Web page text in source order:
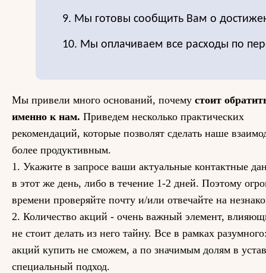
9. Мы готовы сообщить Вам о
10. Мы оплачиваем все расходы по
Мы привели много оснований, почему стоит
именно к нам. Приведем несколько практических
рекомендаций, которые позволят сделать наше
более продуктивным.
1. Укажите в запросе ваши актуальные контактные
в этот же день, либо в течение 1-2 дней. Поэтому
времени проверяйте почту и/или отвечайте на
2. Количество акций - очень важный элемент,
не стоит делать из него тайну. Все в рамках
акций купить не сможем, а по значимым долям в
специальный подход.